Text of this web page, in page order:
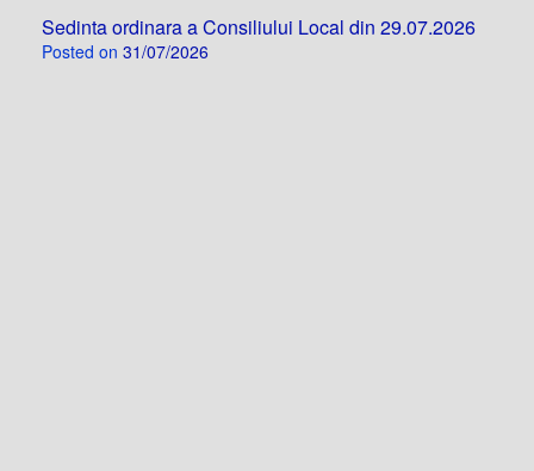
Sedinta ordinara a Consiliului Local din 29.07.2026
Posted on 31/07/2026